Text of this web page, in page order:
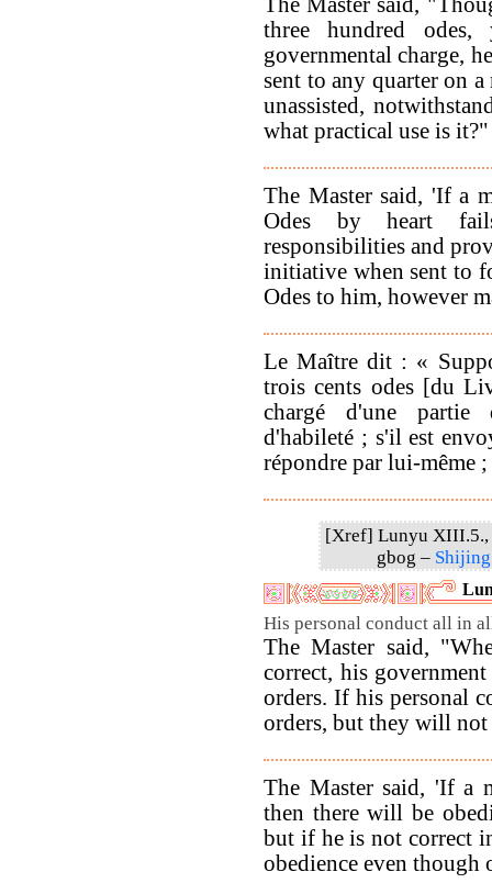
three hundred
governmental charge,
sent to any quarter on
unassisted,
what practical use is it?"
The Master said, 'If a
Odes by heart
responsibilities and
initiative when sent to
Odes to him, however
Le Maître dit : «
trois cents odes [du
chargé d'une partie
d'habileté ; s'il est
répondre par lui-même
[Xref] Lunyu XIII.5.,
gbog – Shijing
His personal conduct all in
The Master said,
correct, his
orders. If his personal
orders, but they will
The Master said, 'If a
then there will be
but if he is not correct
obedience even though